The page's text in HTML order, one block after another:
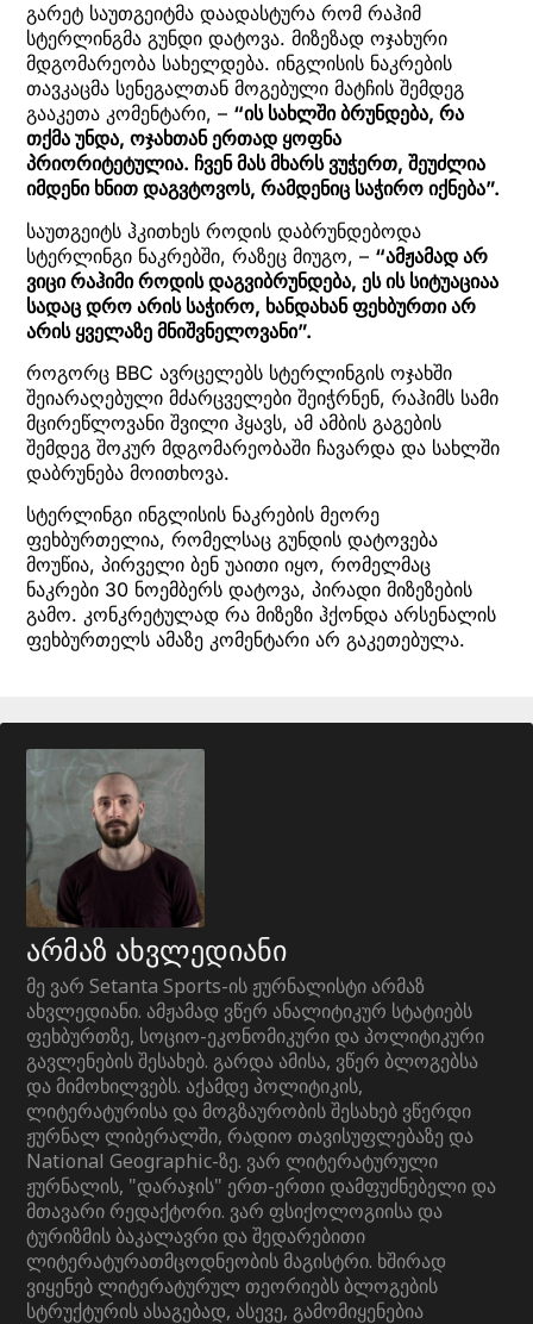
გარეტ საუთგეიტმა დაადასტურა რომ რაჰიმ
სტერლინგმა გუნდი დატოვა. მიზეზად ოჯახური
მდგომარეობა სახელდება. ინგლისის ნაკრების
თავკაცმა სენეგალთან მოგებული მატჩის შემდეგ
გააკეთა კომენტარი, – “ის სახლში ბრუნდება, რა
თქმა უნდა, ოჯახთან ერთად ყოფნა
პრიორიტეტულია. ჩვენ მას მხარს ვუჭერთ, შეუძლია
იმდენი ხნით დაგვტოვოს, რამდენიც საჭირო იქნება”.
საუთგეიტს ჰკითხეს როდის დაბრუნდებოდა
სტერლინგი ნაკრებში, რაზეც მიუგო, – “ამჟამად არ
ვიცი რაჰიმი როდის დაგვიბრუნდება, ეს ის სიტუაციაა
სადაც დრო არის საჭირო, ხანდახან ფეხბურთი არ
არის ყველაზე მნიშვნელოვანი”.
როგორც BBC ავრცელებს სტერლინგის ოჯახში
შეიარაღებული მძარცველები შეიჭრნენ, რაჰიმს სამი
მცირეწლოვანი შვილი ჰყავს, ამ ამბის გაგების
შემდეგ შოკურ მდგომარეობაში ჩავარდა და სახლში
დაბრუნება მოითხოვა.
სტერლინგი ინგლისის ნაკრების მეორე
ფეხბურთელია, რომელსაც გუნდის დატოვება
მოუწია, პირველი ბენ უაითი იყო, რომელმაც
ნაკრები 30 ნოემბერს დატოვა, პირადი მიზეზების
გამო. კონკრეტულად რა მიზეზი ჰქონდა არსენალის
ფეხბურთელს ამაზე კომენტარი არ გაკეთებულა.
არმაზ ახვლედიანი
მე ვარ Setanta Sports-ის ჟურნალისტი არმაზ
ახვლედიანი. ამჟამად ვწერ ანალიტიკურ სტატიებს
ფეხბურთზე, სოციო-ეკონომიკური და პოლიტიკური
გავლენების შესახებ. გარდა ამისა, ვწერ ბლოგებსა
და მიმოხილვებს. აქამდე პოლიტიკის,
ლიტერატურისა და მოგზაურობის შესახებ ვწერდი
ჟურნალ ლიბერალში, რადიო თავისუფლებაზე და
National Geographic-ზე. ვარ ლიტერატურული
ჟურნალის, "დარაჯის" ერთ-ერთი დამფუძნებელი და
მთავარი რედაქტორი. ვარ ფსიქოლოგიისა და
ტურიზმის ბაკალავრი და შედარებითი
ლიტერატურათმცოდნეობის მაგისტრი. ხშირად
ვიყენებ ლიტერატურულ თეორიებს ბლოგების
სტრუქტურის ასაგებად, ასევე, გამომიყენებია